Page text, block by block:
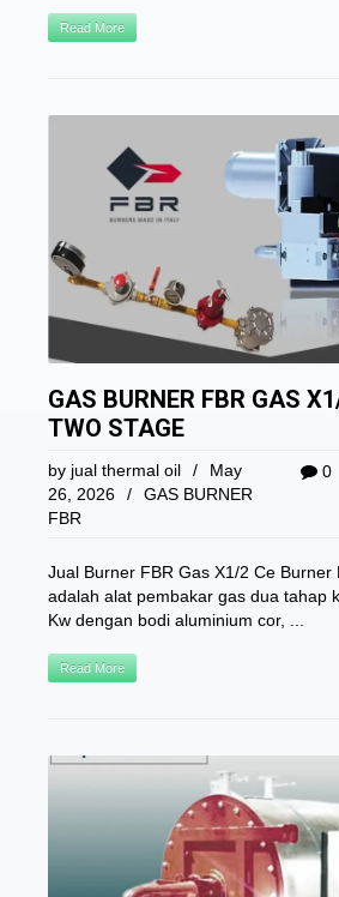
Read More
GAS BURNER FBR GAS
TWO STAGE
0
by jual thermal oil /
May
26, 2026
/
GAS BURNER
FBR
Jual Burner FBR Gas X1/2 Ce Burner
adalah alat pembakar gas dua tahap
Kw dengan bodi aluminium cor, ...
Read More